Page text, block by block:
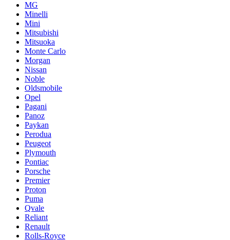
MG
Minelli
Mini
Mitsubishi
Mitsuoka
Monte Carlo
Morgan
Nissan
Noble
Oldsmobile
Opel
Pagani
Panoz
Paykan
Perodua
Peugeot
Plymouth
Pontiac
Porsche
Premier
Proton
Puma
Qvale
Reliant
Renault
Rolls-Royce